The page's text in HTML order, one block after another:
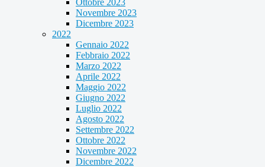
Ottobre 2023
Novembre 2023
Dicembre 2023
2022
Gennaio 2022
Febbraio 2022
Marzo 2022
Aprile 2022
Maggio 2022
Giugno 2022
Luglio 2022
Agosto 2022
Settembre 2022
Ottobre 2022
Novembre 2022
Dicembre 2022